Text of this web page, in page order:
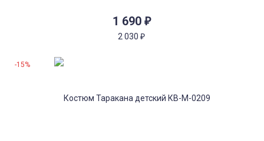
1 690 ₽
2 030 ₽
-15%